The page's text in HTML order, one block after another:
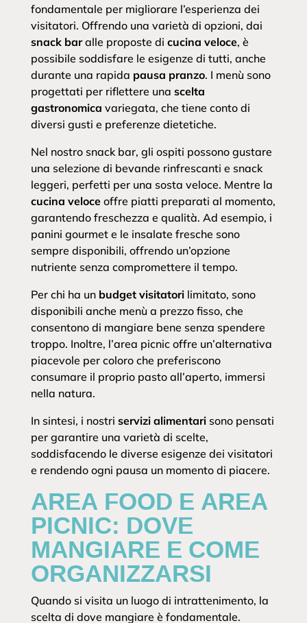
fondamentale per migliorare l’esperienza dei
visitatori. Offrendo una varietà di opzioni, dai
snack baralle proposte di cucina veloce, è
possibile soddisfare le esigenze di tutti, anche
durante una rapida pausa pranzo. I menù sono
progettati per riflettere una scelta
gastronomica variegata, che tiene conto di
diversi gusti e preferenze dietetiche.
Nel nostro snack bar, gli ospiti possono gustare
una selezione di bevande rinfrescanti e snack
leggeri, perfetti per una sosta veloce. Mentre la
cucina veloceoffre piatti preparati al momento,
garantendo freschezza e qualità. Ad esempio, i
panini gourmet e le insalate fresche sono
sempre disponibili, offrendo un’opzione
nutriente senza compromettere il tempo.
Per chi ha un budget visitatorilimitato, sono
disponibili anche menù a prezzo fisso, che
consentono di mangiare bene senza spendere
troppo. Inoltre, l’area picnic offre un’alternativa
piacevole per coloro che preferiscono
consumare il proprio pasto all’aperto, immersi
nella natura.
In sintesi, i nostri servizi alimentarisono pensati
per garantire una varietà di scelte,
soddisfacendo le diverse esigenze dei visitatori
e rendendo ogni pausa un momento di piacere.
AREA FOOD E AREA
PICNIC: DOVE
MANGIARE E COME
ORGANIZZARSI
Quando si visita un luogo di intrattenimento, la
scelta di dove mangiare è fondamentale.